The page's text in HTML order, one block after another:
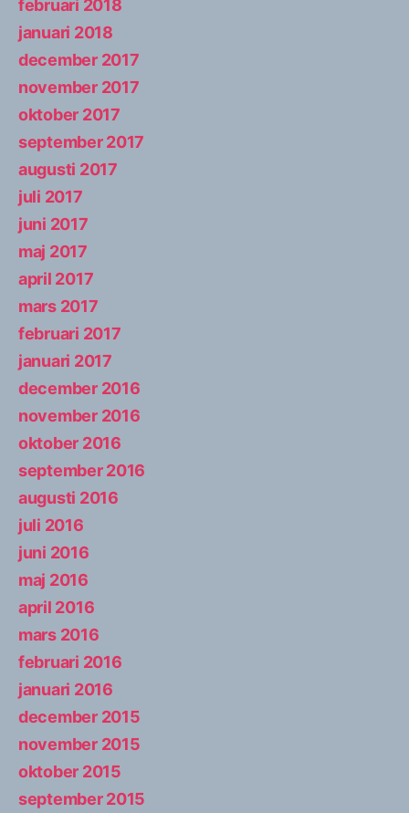
februari 2018
januari 2018
december 2017
november 2017
oktober 2017
september 2017
augusti 2017
juli 2017
juni 2017
maj 2017
april 2017
mars 2017
februari 2017
januari 2017
december 2016
november 2016
oktober 2016
september 2016
augusti 2016
juli 2016
juni 2016
maj 2016
april 2016
mars 2016
februari 2016
januari 2016
december 2015
november 2015
oktober 2015
september 2015